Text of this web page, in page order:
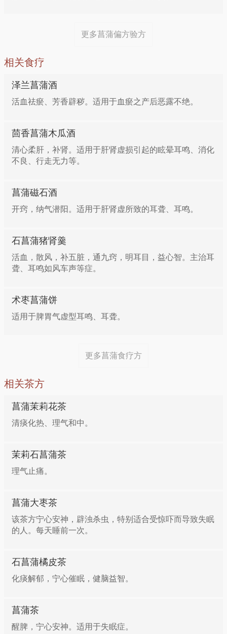
更多菖蒲偏方验方
相关食疗
泽兰菖蒲酒
活血祛瘀、芳香辟秽。适用于血瘀之产后恶露不绝。
茴香菖蒲木瓜酒
清心柔肝，补肾。适用于肝肾虚损引起的眩晕耳鸣、消化
不良、行走无力等。
菖蒲磁石酒
开窍，纳气潜阳。适用于肝肾虚所致的耳聋、耳鸣。
石菖蒲猪肾羹
活血，散风，补五脏，通九窍，明耳目，益心智。主治耳
聋、耳鸣如风车声等症。
术枣菖蒲饼
适用于脾胃气虚型耳鸣、耳聋。
更多菖蒲食疗方
相关茶方
菖蒲茉莉花茶
清痰化热、理气和中。
茉莉石菖蒲茶
理气止痛。
菖蒲大枣茶
该茶方宁心安神，辟浊杀虫，特别适合受惊吓而导致失眠
的人。每天睡前一次。
石菖蒲橘皮茶
化痰解郁，宁心催眠，健脑益智。
菖蒲茶
醒脾，宁心安神。适用于失眠症。